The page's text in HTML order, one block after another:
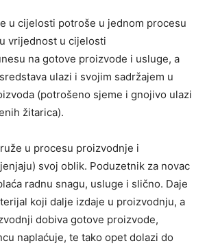
u cijelosti potroše u jednom procesu
vrijednost u cijelosti
na gotove proizvode i usluge, a
ulazi i svojim sadržajem u
(potrošeno sjeme i gnojivo ulazi
žitarica).
u procesu proizvodnje i
svoj oblik. Poduzetnik za novac
radnu snagu, usluge i slično. Daje
koji dalje izdaje u proizvodnju, a
dobiva gotove proizvode,
naplaćuje, te tako opet dolazi do